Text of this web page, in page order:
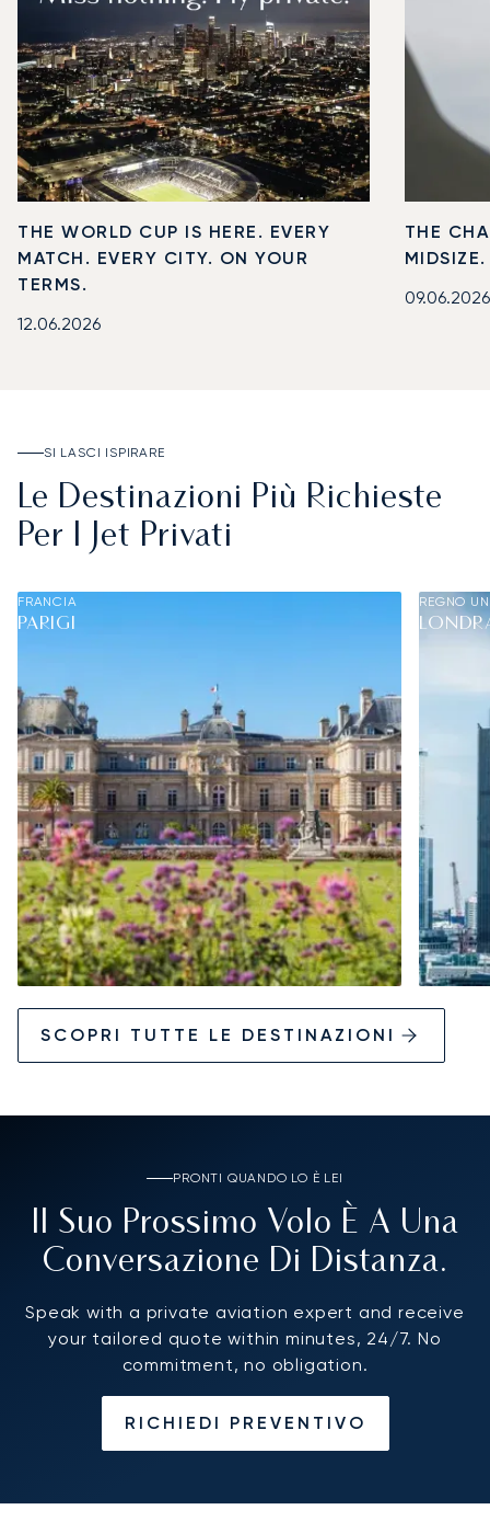
THE WORLD CUP IS HERE. EVERY
MATCH. EVERY CITY. ON YOUR
TERMS.
12.06.2026
THE
09.06.2026
SI LASCI ISPIRARE
Le Destinazioni Più Richieste
Per I Jet Privati
FRANCIA
PARIGI
REGNO
SCOPRI TUTTE LE DESTINAZIONI
PRONTI QUANDO LO È LEI
Il Suo Prossimo Volo È A Una
Conversazione Di Distanza.
Speak with a private aviation expert and receive
your tailored quote within minutes, 24/7. No
commitment, no obligation.
RICHIEDI PREVENTIVO